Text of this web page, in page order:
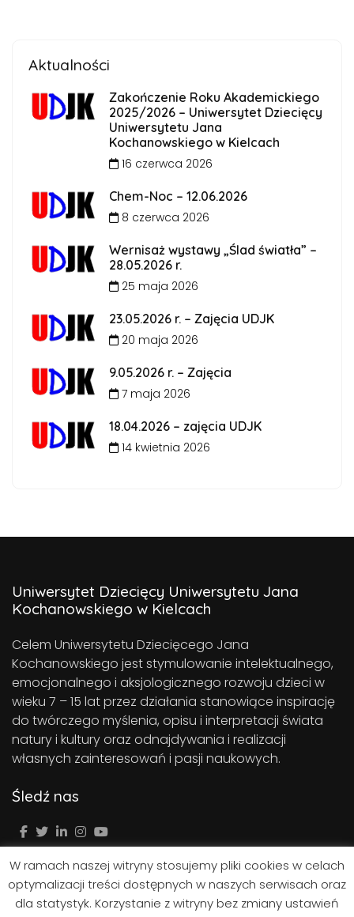
Aktualności
Zakończenie Roku Akademickiego
2025/2026 – Uniwersytet Dziecięcy
Uniwersytetu Jana
Kochanowskiego w Kielcach
16 czerwca 2026
Chem-Noc – 12.06.2026
8 czerwca 2026
Wernisaż wystawy „Ślad światła” –
28.05.2026 r.
25 maja 2026
23.05.2026 r. – Zajęcia UDJK
20 maja 2026
9.05.2026 r. – Zajęcia
7 maja 2026
18.04.2026 – zajęcia UDJK
14 kwietnia 2026
Uniwersytet Dziecięcy Uniwersytetu Jana
Kochanowskiego w Kielcach
Celem Uniwersytetu Dziecięcego Jana
Kochanowskiego jest stymulowanie intelektualnego,
emocjonalnego i aksjologicznego rozwoju dzieci w
wieku 7 – 15 lat przez działania stanowiące inspirację
do twórczego myślenia, opisu i interpretacji świata
natury i kultury oraz odnajdywania i realizacji
własnych zainteresowań i pasji naukowych.
Śledź nas
W ramach naszej witryny stosujemy pliki cookies w celach
optymalizacji treści dostępnych w naszych serwisach oraz
dla statystyk. Korzystanie z witryny bez zmiany ustawień